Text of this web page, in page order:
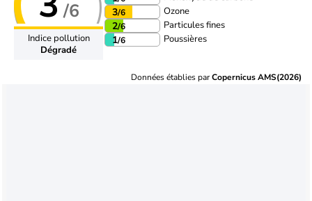
/6
Indice pollution
Dégradé
3/6 Ozone
2/6 Particules fines
1/6 Poussières
Données établies parCopernicus AMS(2026)